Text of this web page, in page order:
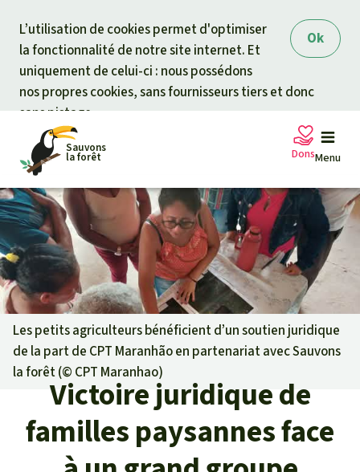
Ok
L’utilisation de cookies permet d'optimiser
la fonctionnalité de notre site internet. Et
uniquement de celui-ci : nous possédons
nos propres cookies, sans fournisseurs tiers et donc
sans pistage.
Sauvons
la forêt Menu
Pétitions
Projets
Informations
Pour approfondir
Actualités
Succès
Thématiques
Climat et forêt tropicale
Association
Sauvons la forêt
Qui sommes-nous ?
Recherche
Dons
Votre soutien est capital
Don général
Fonds d'urgence
Certificats de don
Questions & réponses
Don pour un thème
Les petits agriculteurs bénéficient d’un soutien juridique
de la part de CPT Maranhão en partenariat avec Sauvons
la forêt (© CPT Maranhao)
Victoire juridique de
familles paysannes face